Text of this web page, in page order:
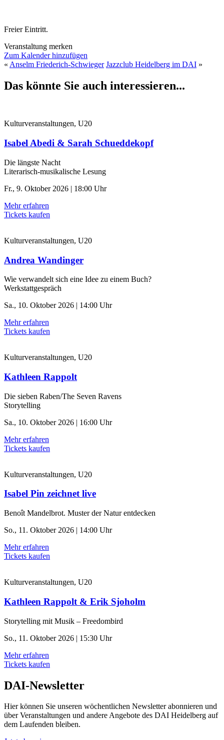
Freier Eintritt.
Veranstaltung merken
Zum Kalender hinzufügen
« Anselm Friederich-Schwieger Jazzclub Heidelberg im DAI »
Das könnte Sie auch interessieren...
Kulturveranstaltungen, U20
Isabel Abedi & Sarah Schueddekopf
Die längste Nacht
Literarisch-musikalische Lesung
Fr., 9. Oktober 2026 | 18:00 Uhr
Mehr erfahren
Tickets kaufen
Kulturveranstaltungen, U20
Andrea Wandinger
Wie verwandelt sich eine Idee zu einem Buch?
Werkstattgespräch
Sa., 10. Oktober 2026 | 14:00 Uhr
Mehr erfahren
Tickets kaufen
Kulturveranstaltungen, U20
Kathleen Rappolt
Die sieben Raben/The Seven Ravens
Storytelling
Sa., 10. Oktober 2026 | 16:00 Uhr
Mehr erfahren
Tickets kaufen
Kulturveranstaltungen, U20
Isabel Pin zeichnet live
Benoît Mandelbrot. Muster der Natur entdecken
So., 11. Oktober 2026 | 14:00 Uhr
Mehr erfahren
Tickets kaufen
Kulturveranstaltungen, U20
Kathleen Rappolt & Erik Sjoholm
Storytelling mit Musik – Freedombird
So., 11. Oktober 2026 | 15:30 Uhr
Mehr erfahren
Tickets kaufen
DAI-Newsletter
Hier können Sie unseren wöchentlichen Newsletter abonnieren und
über Veranstaltungen und andere Angebote des DAI Heidelberg auf
dem Laufenden bleiben.